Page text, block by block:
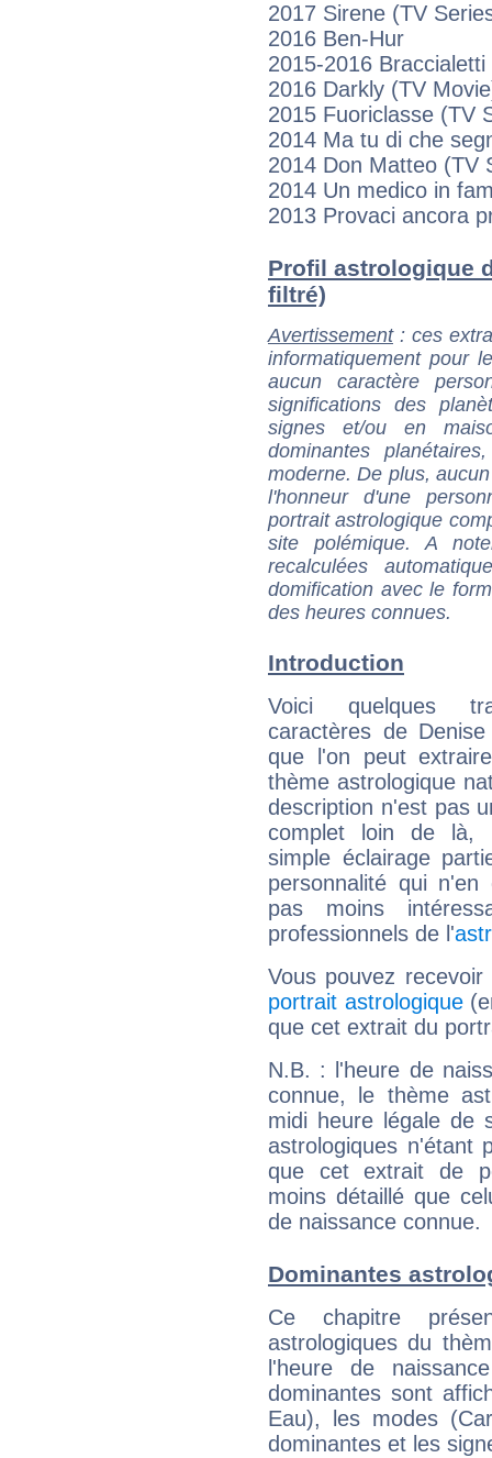
2017 Sirene (TV
2016 Ben-Hur
2015-2016
2016 Darkly (TV
2015 Fuoriclasse (TV
2014 Ma tu di che
2014 Don Matteo (TV
2014 Un medico in
2013 Provaci ancora
Profil astrologique
filtré)
Avertissement: ces
informatiquement pour
aucun caractère
significations des
signes et/ou en
dominantes
moderne. De plus,
l'honneur d'une
portrait astrologique
site polémique. A
recalculées
domification avec le
des heures connues.
Introduction
Voici quelques
caractères de Denise
que l'on peut
thème astrologique
description n'est pas
complet loin de là,
simple éclairage
personnalité qui n'en
pas moins
professionnels de l'
Vous pouvez
portrait astrologique
que cet extrait du
N.B. : l'heure de
connue, le thème
midi heure légale de
astrologiques n'étant
que cet extrait de
moins détaillé que
de naissance connue.
Dominantes
Ce chapitre
astrologiques du
l'heure de
dominantes sont
Eau), les modes
dominantes et les